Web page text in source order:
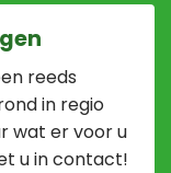
reeds
in regio
wat er voor u
u in contact!